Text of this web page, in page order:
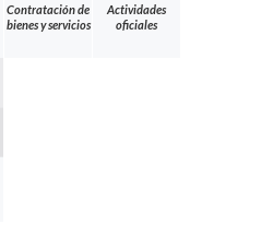
Contratación de
bienes y servicios
Actividades
oficiales